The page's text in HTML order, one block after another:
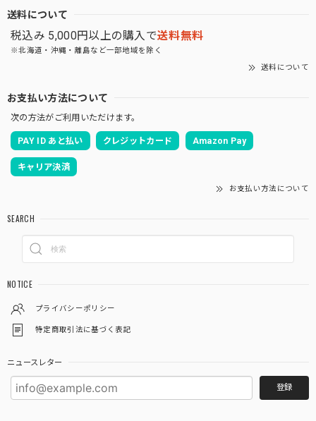
送料について
税込み 5,000円以上の購入で送料無料
※北海道・沖縄・離島など一部地域を除く
送料について
お支払い方法について
次の方法がご利用いただけます。
PAY ID あと払い クレジットカード Amazon Pay
キャリア決済
お支払い方法について
SEARCH
NOTICE
プライバシーポリシー
特定商取引法に基づく表記
ニュースレター
登録